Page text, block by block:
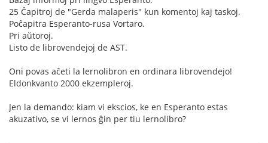
25 Ĉapitroj de "Gerda malaperis" kun komentoj kaj taskoj.
Poĉapitra Esperanto-rusa Vortaro.
Pri aŭtoroj.
Listo de librovendejoj de AST.
Oni povas aĉeti la lernolibron en ordinara librovendejo!
Eldonkvanto 2000 ekzempleroj.
Jen la demando: kiam vi ekscios, ke en Esperanto estas
akuzativo, se vi lernos ĝin per tiu lernolibro?